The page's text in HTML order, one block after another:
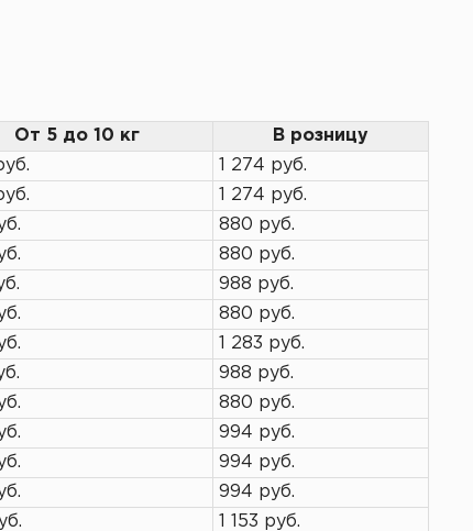
От 5 до 10 кг
В розницу
1 274 руб.
1 274 руб.
880 руб.
880 руб.
988 руб.
880 руб.
1 283 руб.
988 руб.
880 руб.
994 руб.
994 руб.
994 руб.
1 153 руб.